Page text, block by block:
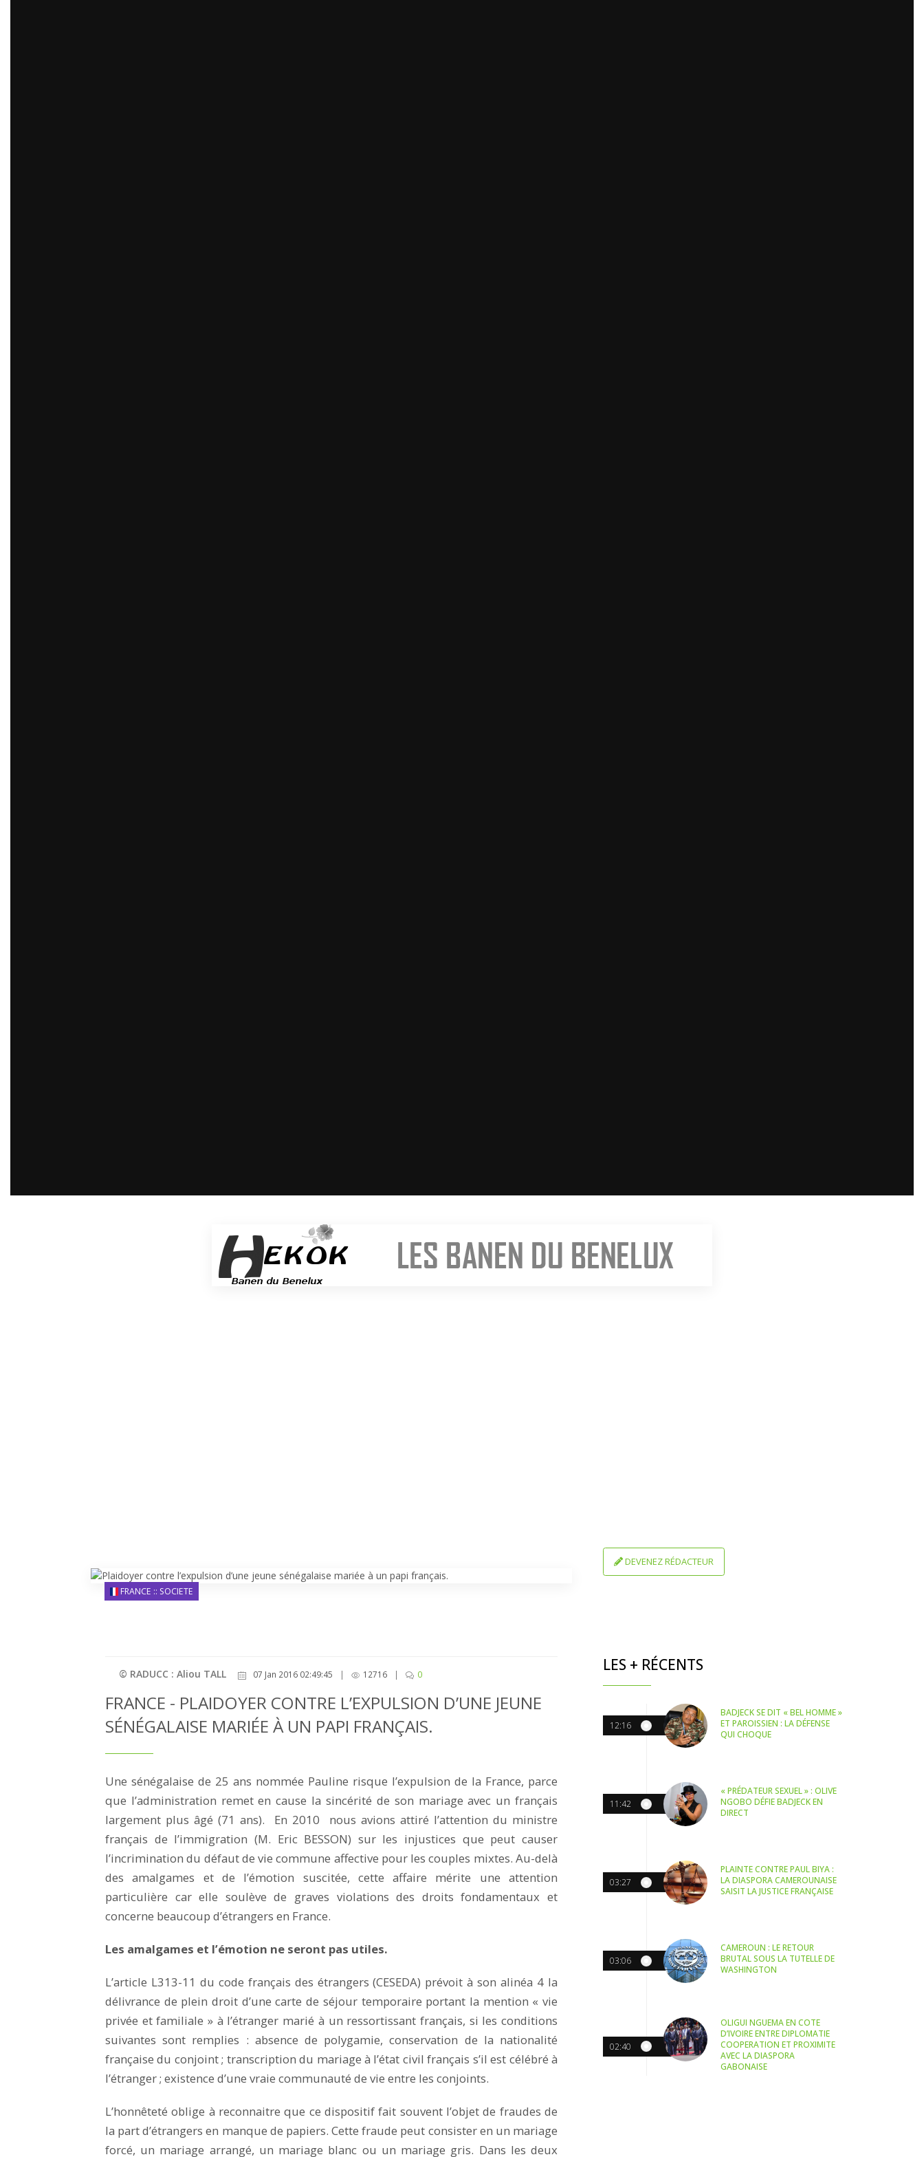
FRANCE :: SOCIETE
© RADUCC : Aliou TALL 07 Jan 2016 02:49:45 | 12716 | 0
FRANCE - PLAIDOYER CONTRE L’EXPULSION D’UNE JEUNE
SÉNÉGALAISE MARIÉE À UN PAPI FRANÇAIS.
Une sénégalaise de 25 ans nommée Pauline risque l’expulsion de la France, parce
que l’administration remet en cause la sincérité de son mariage avec un français
largement plus âgé (71 ans). En 2010 nous avions attiré l’attention du ministre
français de l’immigration (M. Eric BESSON) sur les injustices que peut causer
l’incrimination du défaut de vie commune affective pour les couples mixtes. Au-delà
des amalgames et de l’émotion suscitée, cette affaire mérite une attention
particulière car elle soulève de graves violations des droits fondamentaux et
concerne beaucoup d’étrangers en France.
Les amalgames et l’émotion ne seront pas utiles.
L’article L313-11 du code français des étrangers (CESEDA) prévoit à son alinéa 4 la
délivrance de plein droit d’une carte de séjour temporaire portant la mention « vie
privée et familiale » à l’étranger marié à un ressortissant français, si les conditions
suivantes sont remplies : absence de polygamie, conservation de la nationalité
française du conjoint ; transcription du mariage à l’état civil français s’il est célébré à
l’étranger ; existence d’une vraie communauté de vie entre les conjoints.
L’honnêteté oblige à reconnaitre que ce dispositif fait souvent l’objet de fraudes de
la part d’étrangers en manque de papiers. Cette fraude peut consister en un mariage
forcé, un mariage arrangé, un mariage blanc ou un mariage gris. Dans les deux
DEVENEZ RÉDACTEUR
LES + RÉCENTS
12:16
BADJECK SE DIT « BEL HOMME »
ET PAROISSIEN : LA DÉFENSE
QUI CHOQUE
11:42
« PRÉDATEUR SEXUEL » : OLIVE
NGOBO DÉFIE BADJECK EN
DIRECT
03:27
PLAINTE CONTRE PAUL BIYA :
LA DIASPORA CAMEROUNAISE
SAISIT LA JUSTICE FRANÇAISE
03:06
CAMEROUN : LE RETOUR
BRUTAL SOUS LA TUTELLE DE
WASHINGTON
02:40
OLIGUI NGUEMA EN COTE
D’IVOIRE ENTRE DIPLOMATIE
COOPERATION ET PROXIMITE
AVEC LA DIASPORA
GABONAISE